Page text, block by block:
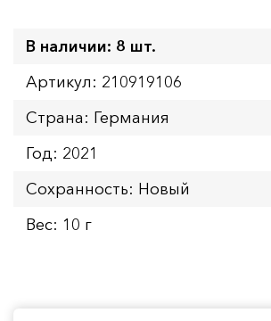
В наличии: 8 шт.
Артикул: 210919106
Страна: Германия
Год: 2021
Сохранность: Новый
Вес: 10 г